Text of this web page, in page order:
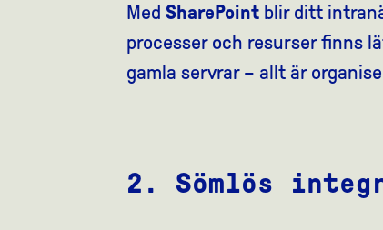
MedSharePoint blir ditt
processer och resurser finns
gamla servrar – allt är
2. Sömlös